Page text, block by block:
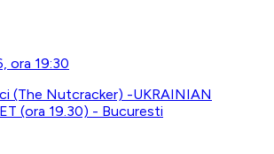
ora 19:30
(The Nutcracker) -UKRAINIAN
(ora 19.30) - Bucuresti